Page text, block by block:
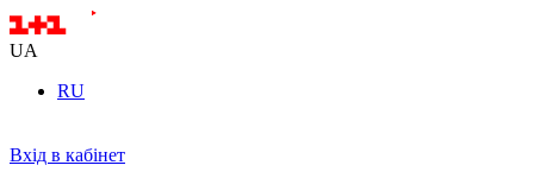
UA
RU
Вхід в кабінет